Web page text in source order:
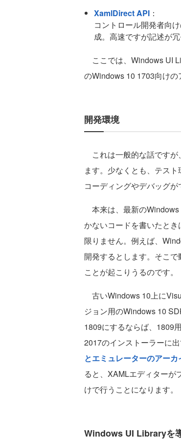
XamlDirect API ：
コントロール開発者向
成。高速ですが記述が
ここでは、Windows UI
のWindows 10 1703向けの
開発環境
これは一般的な話ですが
ます。少なくとも、テス
コーディングやデバッグが
本来は、最新のWindows
かないコードを書いたと
限りません。例えば、
開発するとします。そこ
ことが起こりうるのです。
古いWindows 10上に
ジョン用のWindows 10
1809にするならば、1809
2017のインストーラーに
とエミュレーターのアーカ
ると、XAMLエディターが
けで行うことになります。
Windows UI Libraryを